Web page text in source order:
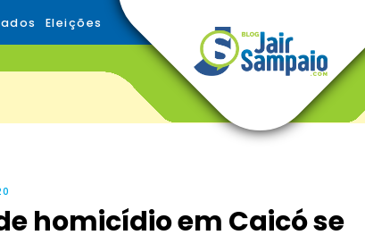
Eleições
homicídio em Caicó se